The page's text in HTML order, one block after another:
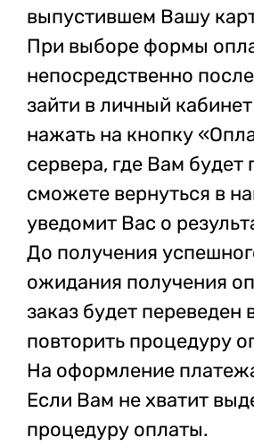
выпустившем Вашу
При выборе формы
непосредственно
зайти в личный
нажать на кнопку
сервера, где Вам
сможете вернуться в
уведомит Вас о
До получения
ожидания получения
заказ будет
повторить процедуру
На оформление
Если Вам не хватит
процедуру оплаты.